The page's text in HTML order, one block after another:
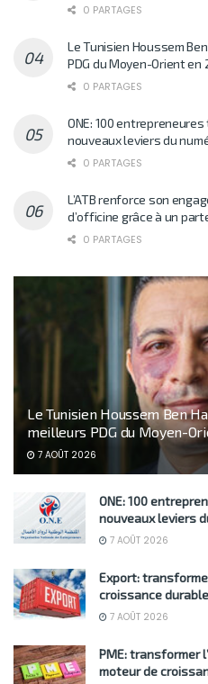
0 PARTAGES
Le Tunisien Houssem
PDG du Moyen-Orient en
0 PARTAGES
ONE: 100
nouveaux leviers du
0 PARTAGES
L’ATB renforce son
d’officine grâce à un
0 PARTAGES
Le Tunisien Houssem Ben
meilleurs PDG du Moyen-
7 AOÛT 2026
ONE: 100
nouveaux leviers
7 AOÛT 2026
Export:
croissance durable
7 AOÛT 2026
PME: transformer
moteur de